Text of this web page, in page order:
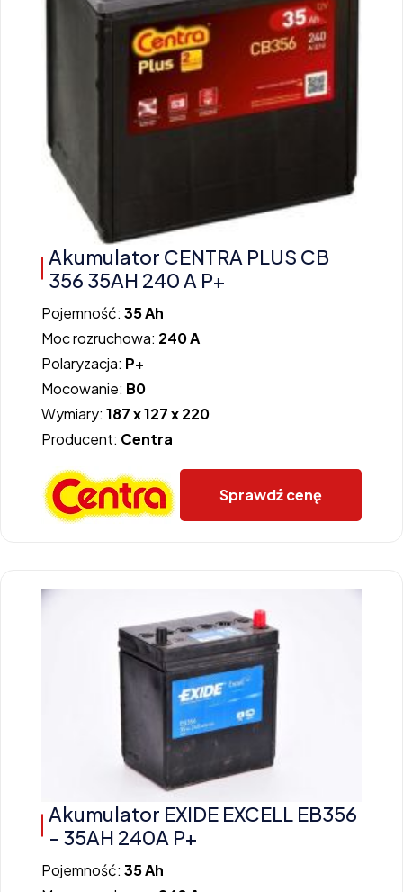
Akumulator CENTRA PLUS CB
356 35AH 240 A P+
Pojemność: 35 Ah
Moc rozruchowa: 240 A
Polaryzacja: P+
Mocowanie: B0
Wymiary: 187 x 127 x 220
Producent: Centra
Sprawdź cenę
Akumulator EXIDE EXCELL EB356
- 35AH 240A P+
Pojemność: 35 Ah